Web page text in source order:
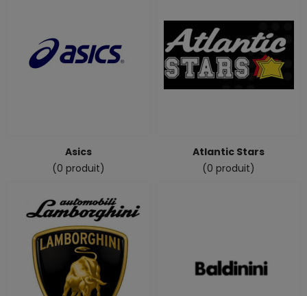
Asics
(0 produit)
Atlantic Stars
(0 produit)